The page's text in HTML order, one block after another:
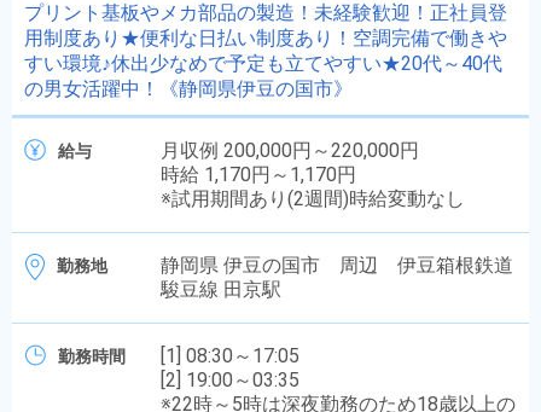
プリント基板やメカ部品の製造！未経験歓迎！正社員登
用制度あり★便利な日払い制度あり！空調完備で働きや
すい環境♪休出少なめで予定も立てやすい★20代～40代
の男女活躍中！《静岡県伊豆の国市》
給与
月収例 200,000円～220,000円
時給 1,170円～1,170円
※試用期間あり(2週間)時給変動なし
勤務地
静岡県 伊豆の国市 周辺 伊豆箱根鉄道
駿豆線 田京駅
勤務時間
[1] 08:30～17:05
[2] 19:00～03:35
※22時～5時は深夜勤務のため18歳以上の